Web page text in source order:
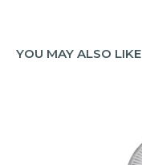
YOU MAY ALSO LIKE